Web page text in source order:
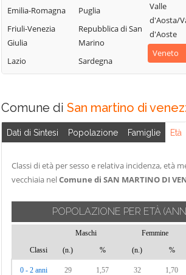
Emilia-Romagna
Friuli-Venezia
Giulia
Lazio
Puglia
Repubblica di San
Marino
Sardegna
Valle
d'Aosta/
d'Aoste
Veneto
Comune di San martino di
Dati di Sintesi Popolazione Famiglie Età
Classi di età per sesso e relativa incidenza, età
vecchiaia nelComune di SAN MARTINO DI
POPOLAZIONE PER ETÀ
Maschi Femmine
Classi
(n.) % (n.) %
0 - 2 anni 29 1,57 32 1,70